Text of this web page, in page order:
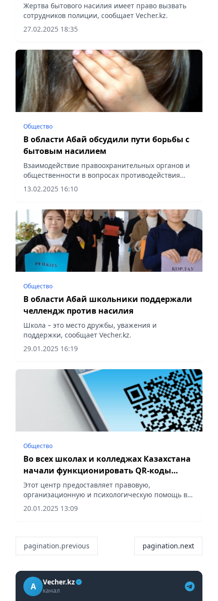
Алматы
Жертва бытового насилия имеет право вызвать
сотрудников полиции, сообщает Vecher.kz.
27.02.2025 18:35
Общество
В области Абай обсудили пути борьбы с
бытовым насилием
Взаимодействие правоохранительных органов и
общественности в вопросах противодействия
бытовому насилию позволит значительно
улучшить ситуацию в регионе и создать
13.02.2025 16:10
Общество
В области Абай школьники поддержали
челлендж против насилия
Школа – это место дружбы, уважения и
поддержки, сообщает Vecher.kz.
29.01.2025 16:19
Общество
Во всех школах и колледжах Казахстана
начали функционировать QR-коды
контакт-центра 111
Этот центр предоставляет правовую,
организационную и психологическую помощь в
защите прав семьи, женщин и детей, сообщает
Vecher.kz.
20.01.2025 13:09
pagination.previous pagination.next
A Vecher.kz
канал